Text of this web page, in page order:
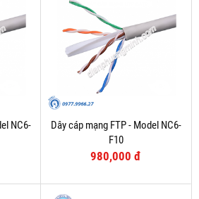
NC6-
Dây cáp mạng FTP - Model NC6-
F10
980,000 đ